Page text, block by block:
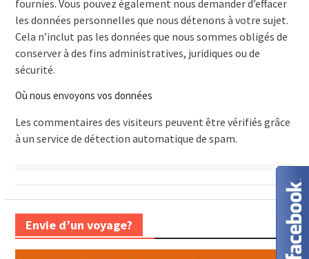
fournies. Vous pouvez également nous demander d’effacer
les données personnelles que nous détenons à votre sujet.
Cela n’inclut pas les données que nous sommes obligés de
conserver à des fins administratives, juridiques ou de
sécurité.
Où nous envoyons vos données
Les commentaires des visiteurs peuvent être vérifiés grâce
à un service de détection automatique de spam.
Envie d’un voyage?